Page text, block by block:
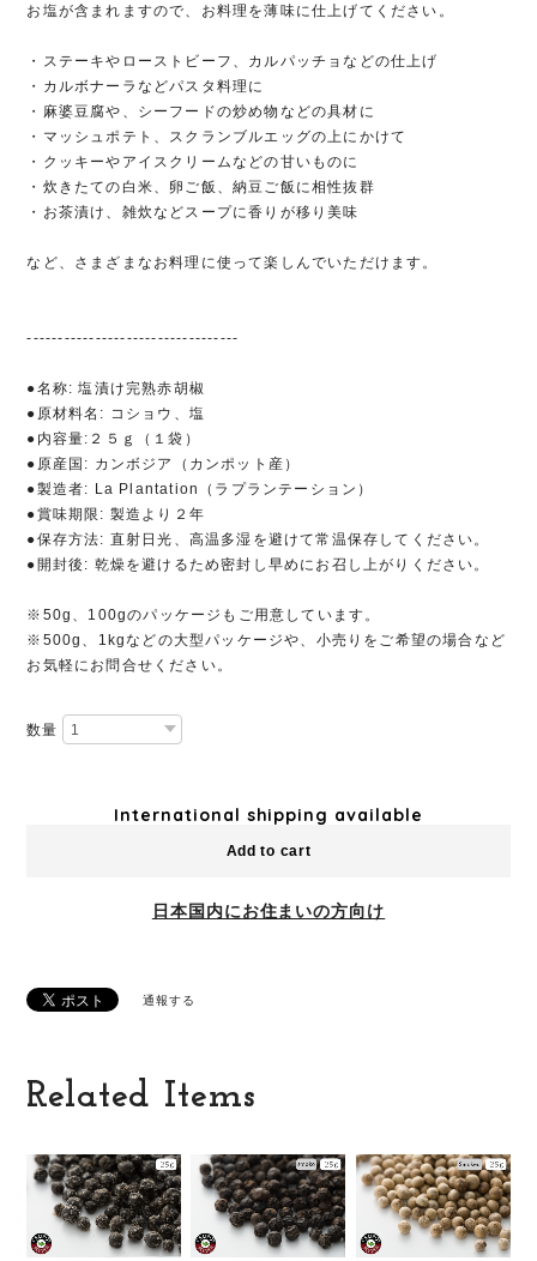
お塩が含まれますので、お料理を薄味に仕上げてください。
・ステーキやローストビーフ、カルパッチョなどの仕上げ
・カルボナーラなどパスタ料理に
・麻婆豆腐や、シーフードの炒め物などの具材に
・マッシュポテト、スクランブルエッグの上にかけて
・クッキーやアイスクリームなどの甘いものに
・炊きたての白米、卵ご飯、納豆ご飯に相性抜群
・お茶漬け、雑炊などスープに香りが移り美味
など、さまざまなお料理に使って楽しんでいただけます。
----------------------------------
●名称: 塩漬け完熟赤胡椒
●原材料名: コショウ、塩
●内容量:２５ｇ（１袋）
●原産国: カンボジア（カンポット産）
●製造者: La Plantation（ラプランテーション）
●賞味期限: 製造より２年
●保存方法: 直射日光、高温多湿を避けて常温保存してください。
●開封後: 乾燥を避けるため密封し早めにお召し上がりください。
※50g、100gのパッケージもご用意しています。
※500g、1kgなどの大型パッケージや、小売りをご希望の場合など
お気軽にお問合せください。
数量
International shipping available
Add to cart
日本国内にお住まいの方向け
通報する
Related Items